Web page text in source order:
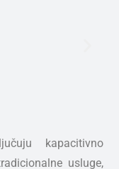
kapacitivno
usluge,